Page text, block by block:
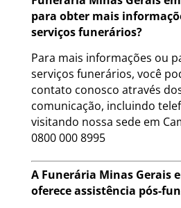
para obter mais
serviços funerários?
Para mais informações ou
serviços funerários, você
contato conosco através
comunicação, incluindo
visitando nossa sede em
0800 000 8995
A Funerária Minas Gerais
oferece assistência pós-